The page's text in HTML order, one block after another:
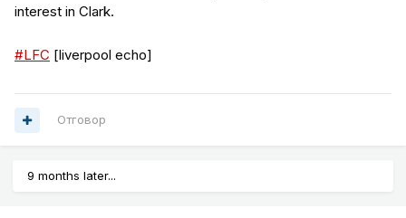
interest in Clark.
#LFC [liverpool echo]
Отговор
9 months later...